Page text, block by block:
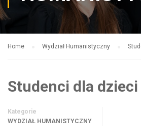
Home Wydział Humanistyczny
Studenci dla dzieci
Kategorie
WYDZIAŁ HUMANISTYCZNY